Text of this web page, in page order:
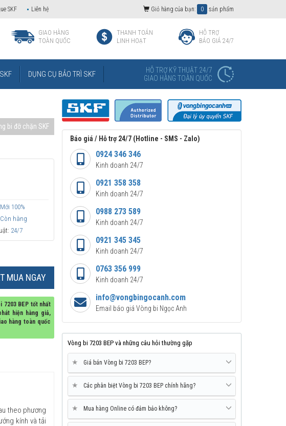
SKF Liên hệ Giỏ hàng của bạn: 0 sản phẩm
GIAO HÀNG
TOÀN QUỐC
THANH TOÁN
LINH HOẠT
HỖ TRỢ
BÁO GIÁ 24/7
DỤNG CỤ BẢO TRÌ SKF
HỖ TRỢ KỸ THUẬT 24/7
GIAO HÀNG TOÀN QUỐC
bi đỡ chặn SKF
Mới 100%
Còn hàng
24/7
MUA NGAY
BEP tốt nhất
hiện hàng giả,
hàng toàn quốc
theo phương
kính và tải
Báo giá / Hỗ trợ 24/7 (Hotline - SMS - Zalo)
0924 346 346
Kinh doanh 24/7
0921 358 358
Kinh doanh 24/7
0988 273 589
Kinh doanh 24/7
0921 345 345
Kinh doanh 24/7
0763 356 999
Kinh doanh 24/7
info@vongbingocanh.com
Email báo giá Vòng bi Ngọc Anh
Vòng bi 7203 BEP và những câu hỏi thường gặp
★ Giá bán Vòng bi 7203 BEP?
★ Các phân biệt Vòng bi 7203 BEP chính hãng?
★ Mua hàng Online có đảm bảo không?